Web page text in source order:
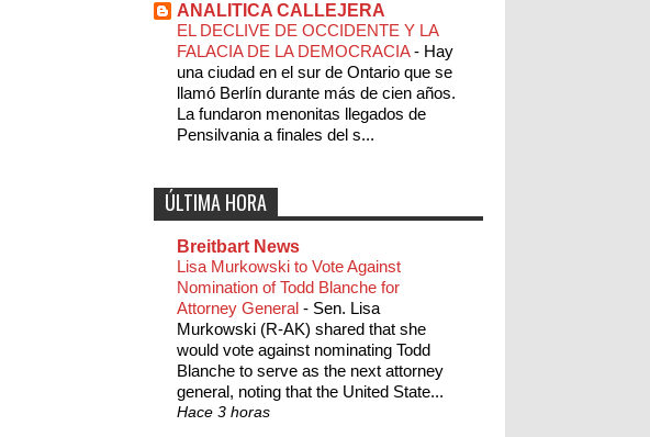
ANALITICA CALLEJERA
EL DECLIVE DE OCCIDENTE Y LA
FALACIA DE LA DEMOCRACIA- Hay
una ciudad en el sur de Ontario que se
llamó Berlín durante más de cien años.
La fundaron menonitas llegados de
Pensilvania a finales del s...
ÚLTIMA HORA
Breitbart News
Lisa Murkowski to Vote Against
Nomination of Todd Blanche for
Attorney General - Sen. Lisa
Murkowski (R-AK) shared that she
would vote against nominating Todd
Blanche to serve as the next attorney
general, noting that the United State...
Hace 3 horas